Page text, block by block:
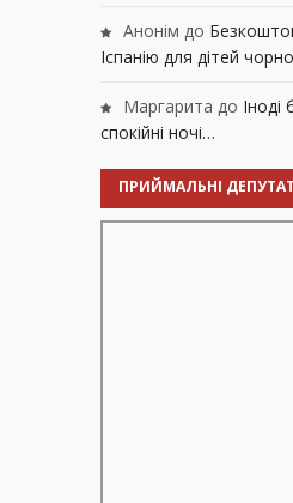
Анонім до
Іспанію для дітей
Маргарита до Іноді
спокійні ночі…
ПРИЙМАЛЬНІ